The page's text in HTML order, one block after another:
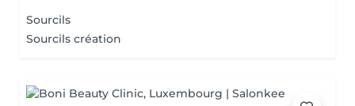
Sourcils
Sourcils création